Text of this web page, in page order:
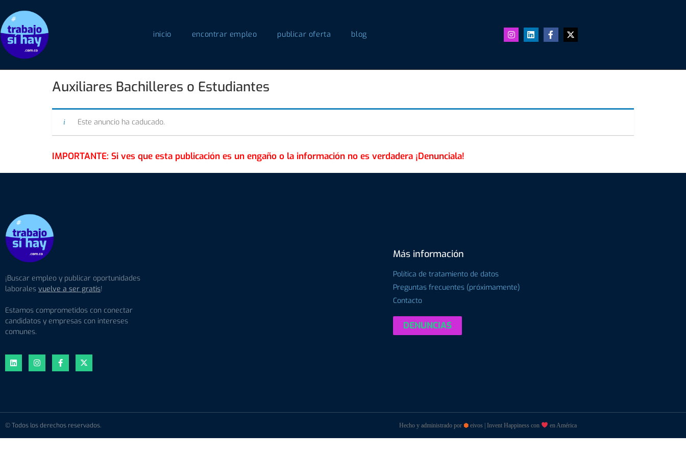
inicio encontrar empleo publicar oferta blog
Auxiliares Bachilleres o Estudiantes
Este anuncio ha caducado.
¡Buscar empleo y publicar oportunidades
laborales vuelve a ser gratis!
Estamos comprometidos con conectar
candidatos y empresas con intereses
comunes.
Más información
Política de tratamiento de datos
Preguntas frecuentes (próximamente)
Contacto
DENUNCIAS
© Todos los derechos reservados. Hecho y administrado por⬢ eivos | Invent Happiness con en América